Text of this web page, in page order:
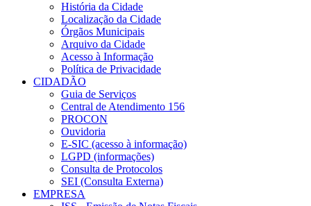
História da Cidade
Localização da Cidade
Órgãos Municipais
Arquivo da Cidade
Acesso à Informação
Política de Privacidade
CIDADÃO
Guia de Serviços
Central de Atendimento 156
PROCON
Ouvidoria
E-SIC (acesso à informação)
LGPD (informações)
Consulta de Protocolos
SEI (Consulta Externa)
EMPRESA